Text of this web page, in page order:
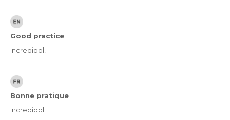
Good practice
Incredibol!
Bonne pratique
Incredibol!